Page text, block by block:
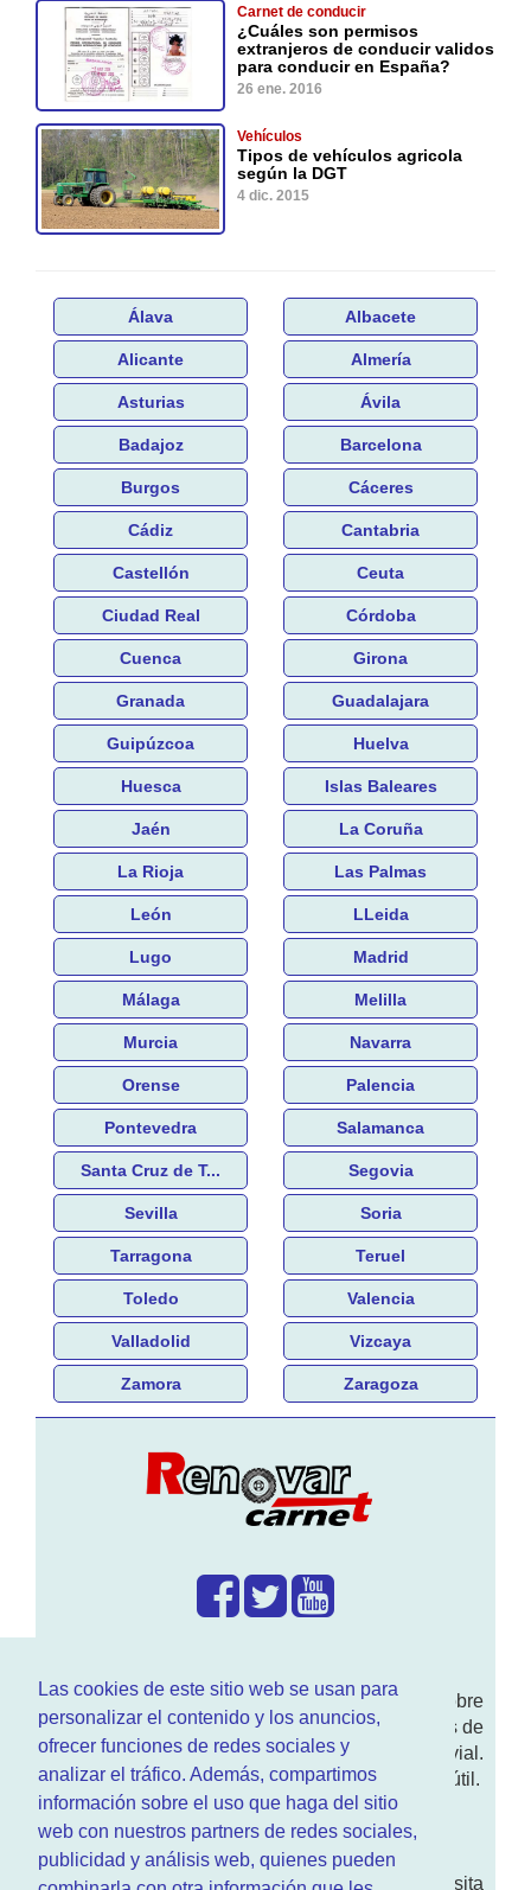
Las cookies de este sitio web se usan para
personalizar el contenido y los anuncios,
ofrecer funciones de redes sociales y
analizar el tráfico. Además, compartimos
información sobre el uso que haga del sitio
web con nuestros partners de redes sociales,
publicidad y análisis web, quienes pueden
Carnet de conducir
¿Cuáles son permisos
extranjeros de conducir validos
para conducir en España?
26 ene. 2016
Vehículos
Tipos de vehículos agricola
según la DGT
4 dic. 2015
Álava Albacete
Alicante Almería
Asturias Ávila
Badajoz Barcelona
Burgos Cáceres
Cádiz Cantabria
Castellón Ceuta
Ciudad Real Córdoba
Cuenca Girona
Granada Guadalajara
Guipúzcoa Huelva
Huesca Islas Baleares
Jaén La Coruña
La Rioja Las Palmas
León LLeida
Lugo Madrid
Málaga Melilla
Murcia Navarra
Orense Palencia
Pontevedra Salamanca
Santa Cruz de T... Segovia
Sevilla Soria
Tarragona Teruel
Toledo Valencia
Valladolid Vizcaya
Zamora Zaragoza
Enwww.RenovarCarnet.comTe contamos sobre
larenovación del permisode conducir, noticias de
actualidad motor y sobre todo seguridad vial.
Ademas tenemos todo tipo de información DGT útil.
¿Quienes somos?
Quieres saber quien mantiene la pagina, visita